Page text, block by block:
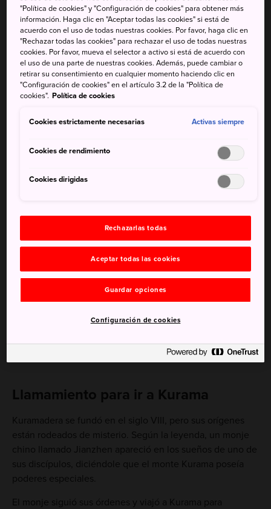
extiende por la ladera del monte Kurama, con vistas al
pintoresco pueblo de Kurama, al norte de Kioto.
Cómo llegar
Se puede llegar a Kuramadera en tren.
Haz transbordo a la línea Eizan Dentetsu y bájate en la
subiendo la colina.
Llamamiento para ir a Kurama
Kuramadera se fundó en el siglo VIII, pero sus orígenes
están rodeados de misterio. Según la leyenda, un monje
chino llamado Jianzhen apareció en los sueños de uno de
sus discípulos, diciéndole que el monte Kurama poseía
poderes especiales.
El monje siguió sus órdenes y viajó a Kurama para
"Política de cookies" y "Configuración de cookies" para obtener más
información. Haga clic en "Aceptar todas las cookies" si está de
acuerdo con el uso de todas nuestras cookies. Por favor, haga clic en
"Rechazar todas las cookies" para rechazar el uso de todas nuestras
cookies. Por favor, mueva el selector a activo si está de acuerdo con
el uso de una parte de nuestras cookies. Además, puede cambiar o
retirar su consentimiento en cualquier momento haciendo clic en
"Configuración de cookies" en el artículo 3.2 de la "Política de
cookies". Política de cookies
Cookies estrictamente necesarias Activas siempre
Cookies de rendimiento
Cookies dirigidas
Rechazarlas todas
Aceptar todas las cookies
Guardar opciones
Configuración de cookies